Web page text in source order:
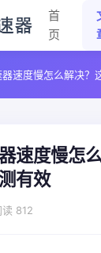
首
页
器速度慢怎么解决？
速度慢怎
有效
读 812